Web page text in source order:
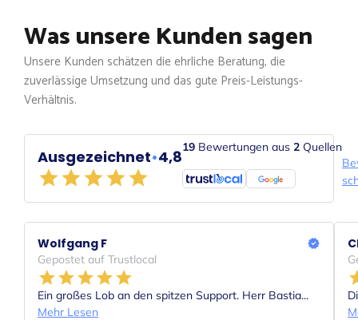
Was unsere Kunden sagen
Unsere Kunden schätzen die ehrliche Beratung, die
zuverlässige Umsetzung und das gute Preis-Leistungs-
Verhältnis.
Ausgezeichnet•4,8
19 Bewertungen aus 2 Quellen
Wolfgang F
Gepostet auf Trustlocal
Ein großes Lob an den spitzen Support. Herr Bastia...
Mehr Lesen